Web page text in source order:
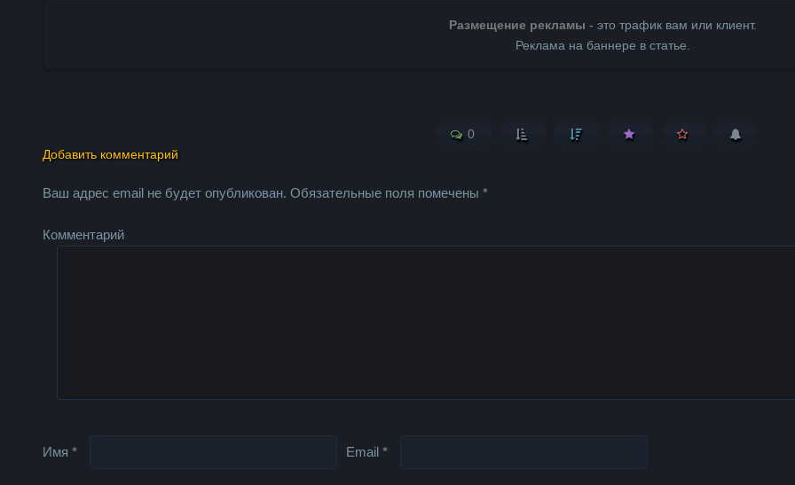
Размещение рекламы - это трафик вам или клиент.
Реклама на баннере в статье.
0
Добавить комментарий
Ваш адрес email не будет опубликован. Обязательные поля помечены*
Комментарий
Имя* Email*